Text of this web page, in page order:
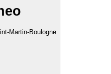
Martin-Boulogne